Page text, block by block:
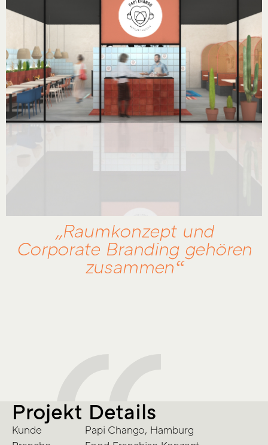
„Raumkonzept und
Corporate Branding gehören
zusammen“
Projekt Details
Kunde
Papi Chango, Hamburg